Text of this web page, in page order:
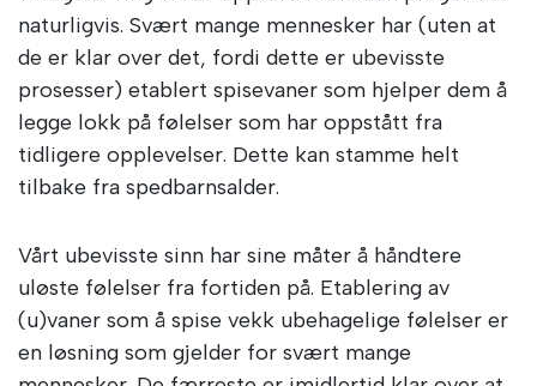
naturligvis. Svært mange mennesker har (uten at
de er klar over det, fordi dette er ubevisste
prosesser) etablert spisevaner som hjelper dem å
legge lokk på følelser som har oppstått fra
tidligere opplevelser. Dette kan stamme helt
tilbake fra spedbarnsalder.
Vårt ubevisste sinn har sine måter å håndtere
uløste følelser fra fortiden på. Etablering av
(u)vaner som å spise vekk ubehagelige følelser er
en løsning som gjelder for svært mange